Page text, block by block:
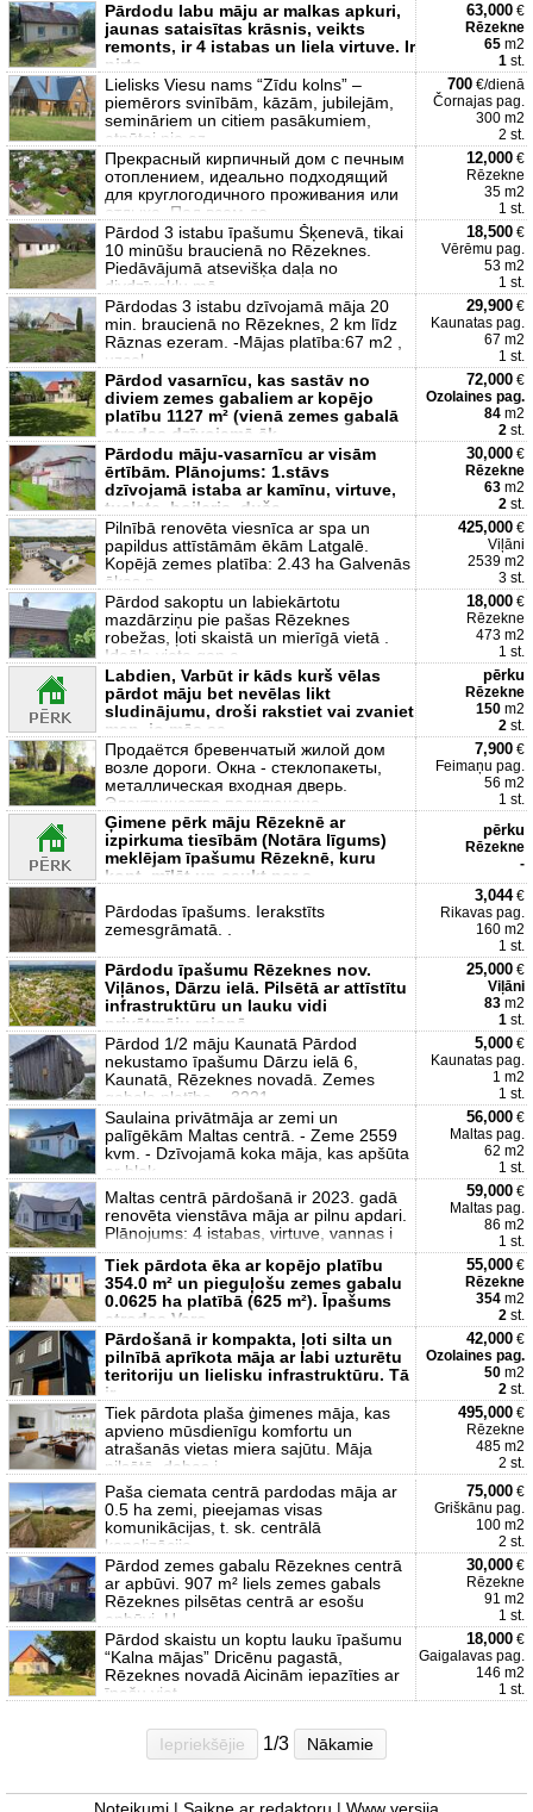
Pārdodu labu māju ar malkas apkuri,
jaunas sataisītas krāsnis, veikts
remonts, ir 4 istabas un liela virtuve. Ir
pirts,
63,000 €
Rēzekne
65 m2
1 st.
Lielisks Viesu nams “Zīdu kolns” –
piemērors svinībām, kāzām, jubilejām,
semināriem un citiem pasākumiem,
atpūtai pie ez
700 €/dienā
Čornajas pag.
300 m2
2 st.
Прекрасный кирпичный дом с печным
отоплением, идеально подходящий
для круглогодичного проживания или
отдыха. Под всем до
12,000 €
Rēzekne
35 m2
1 st.
Pārdod 3 istabu īpašumu Šķenevā, tikai
10 minūšu braucienā no Rēzeknes.
Piedāvājumā atsevišķa daļa no
divdzīvokļu mā
18,500 €
Vērēmu pag.
53 m2
1 st.
Pārdodas 3 istabu dzīvojamā māja 20
min. braucienā no Rēzeknes, 2 km līdz
Rāznas ezeram. -Mājas platība:67 m2 ,
uzcel
29,900 €
Kaunatas pag.
67 m2
1 st.
Pārdod vasarnīcu, kas sastāv no
diviem zemes gabaliem ar kopējo
platību 1127 m² (vienā zemes gabalā
atrodas dzīvojamā ēk
72,000 €
Ozolaines pag.
84 m2
2 st.
Pārdodu māju-vasarnīcu ar visām
ērtībām. Plānojums: 1.stāvs
dzīvojamā istaba ar kamīnu, virtuve,
tualete, boileris, duša
30,000 €
Rēzekne
63 m2
2 st.
Pilnībā renovēta viesnīca ar spa un
papildus attīstāmām ēkām Latgalē.
Kopējā zemes platība: 2.43 ha Galvenās
ēkas p
425,000 €
Viļāni
2539 m2
3 st.
Pārdod sakoptu un labiekārtotu
mazdārziņu pie pašas Rēzeknes
robežas, ļoti skaistā un mierīgā vietā .
Ideāla vieta gan a
18,000 €
Rēzekne
473 m2
1 st.
Labdien, Varbūt ir kāds kurš vēlas
pārdot māju bet nevēlas likt
sludinājumu, droši rakstiet vai zvaniet
man, jo mēs sa
pērku
Rēzekne
150 m2
2 st.
Продаётся бревенчатый жилой дом
возле дороги. Окна - стеклопакеты,
металлическая входная дверь.
Электричество подключено
7,900 €
Feimaņu pag.
56 m2
1 st.
Ģimene pērk māju Rēzeknē ar
izpirkuma tiesībām (Notāra līgums)
meklējam īpašumu Rēzeknē, kuru
kopt, mīlēt un saukt par s
pērku
Rēzekne
-
Pārdodas īpašums. Ierakstīts
zemesgrāmatā. .
3,044€
Rikavas pag.
160 m2
1 st.
Pārdodu īpašumu Rēzeknes nov.
Viļānos, Dārzu ielā. Pilsētā ar attīstītu
infrastruktūru un lauku vidi
privātmāju rajonā.
25,000 €
Viļāni
83 m2
1 st.
Pārdod 1/2 māju Kaunatā Pārdod
nekustamo īpašumu Dārzu ielā 6,
Kaunatā, Rēzeknes novadā. Zemes
gabala platība – 3221
5,000 €
Kaunatas pag.
1 m2
1 st.
Saulaina privātmāja ar zemi un
palīgēkām Maltas centrā. - Zeme 2559
kvm. - Dzīvojamā koka māja, kas apšūta
ar blok
56,000 €
Maltas pag.
62 m2
1 st.
Maltas centrā pārdošanā ir 2023. gadā
renovēta vienstāva māja ar pilnu apdari.
Plānojums: 4 istabas, virtuve, vannas i
59,000 €
Maltas pag.
86 m2
1 st.
Tiek pārdota ēka ar kopējo platību
354.0 m² un pieguļošu zemes gabalu
0.0625 ha platībā (625 m²). Īpašums
atrodas Varo
55,000 €
Rēzekne
354 m2
2 st.
Pārdošanā ir kompakta, ļoti silta un
pilnībā aprīkota māja ar labi uzturētu
teritoriju un lielisku infrastruktūru. Tā
ir
42,000 €
Ozolaines pag.
50 m2
2 st.
Tiek pārdota plaša ģimenes māja, kas
apvieno mūsdienīgu komfortu un
atrašanās vietas miera sajūtu. Māja
pilsētā, dabas i
495,000 €
Rēzekne
485 m2
2 st.
Paša ciemata centrā pardodas māja ar
0.5 ha zemi, pieejamas visas
komunikācijas, t. sk. centrālā
kanalizācija.
75,000 €
Griškānu pag.
100 m2
2 st.
Pārdod zemes gabalu Rēzeknes centrā
ar apbūvi. 907 m² liels zemes gabals
Rēzeknes pilsētas centrā ar esošu
apbūvi. U
30,000 €
Rēzekne
91 m2
1 st.
Pārdod skaistu un koptu lauku īpašumu
“Kalna mājas” Dricēnu pagastā,
Rēzeknes novadā Aicinām iepazīties ar
īpašu viet
18,000 €
Gaigalavas pag.
146 m2
1 st.
Iepriekšējie 1/3 Nākamie